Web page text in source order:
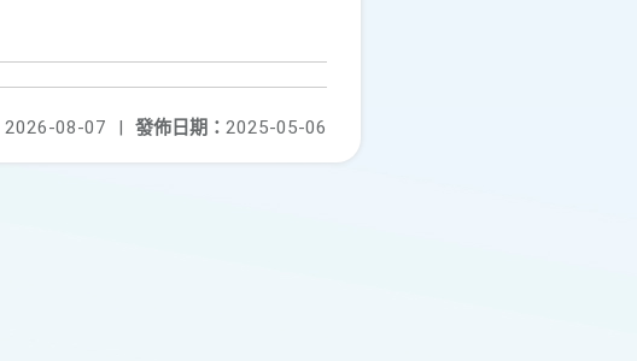
發佈日期： 2025-05-06
2026-08-07 |